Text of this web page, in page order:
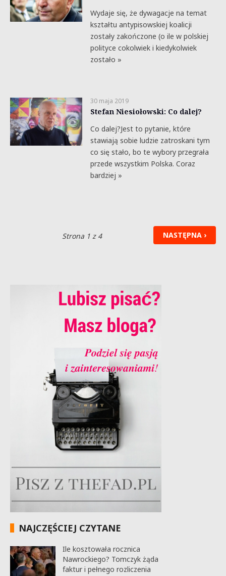
Wydaje się, że dywagacje na temat
kształtu antypisowskiej koalicji
zostały zakończone (o ile w polskiej
polityce cokolwiek i kiedykolwiek
zostało »
30 maja 2019
Stefan Niesiołowski: Co dalej?
Co dalej?Jest to pytanie, które
stawiają sobie ludzie zatroskani tym
co się stało, bo te wybory przegrała
przede wszystkim Polska. Coraz
bardziej »
NASTĘPNA ›
Strona 1 z 4
NAJCZĘŚCIEJ CZYTANE
Ile kosztowała rocznica
Nawrockiego? Tomczyk żąda
faktur i pełnego rozliczenia